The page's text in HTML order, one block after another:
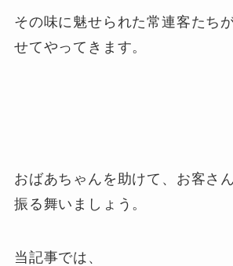
その味に魅せられた常連客たち
せてやってきます。
おばあちゃんを助けて、お客さ
振る舞いましょう。
当記事では、